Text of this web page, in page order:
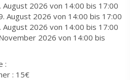
August 2026 von 14:00 bis 17:00
August 2026 von 14:00 bis 17:00
August 2026 von 14:00 bis 17:00
2026 von 14:00 bis
:
: 15€